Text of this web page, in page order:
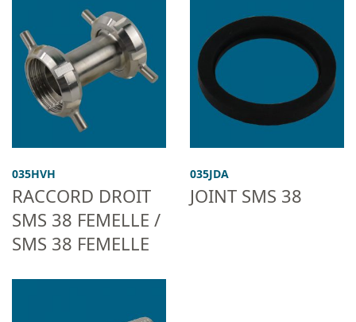
035HVH
RACCORD DROIT
SMS 38 FEMELLE /
SMS 38 FEMELLE
035JDA
JOINT SMS 38